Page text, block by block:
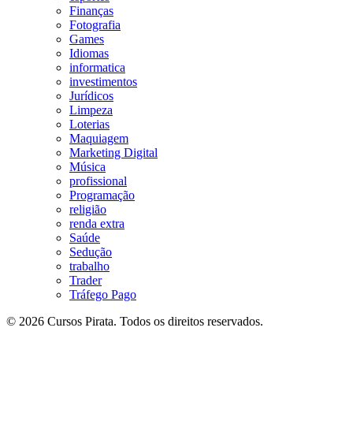
Finanças
Fotografia
Games
Idiomas
informatica
investimentos
Jurídicos
Limpeza
Loterias
Maquiagem
Marketing Digital
Música
profissional
Programação
religião
renda extra
Saúde
Sedução
trabalho
Trader
Tráfego Pago
© 2026 Cursos Pirata. Todos os direitos reservados.